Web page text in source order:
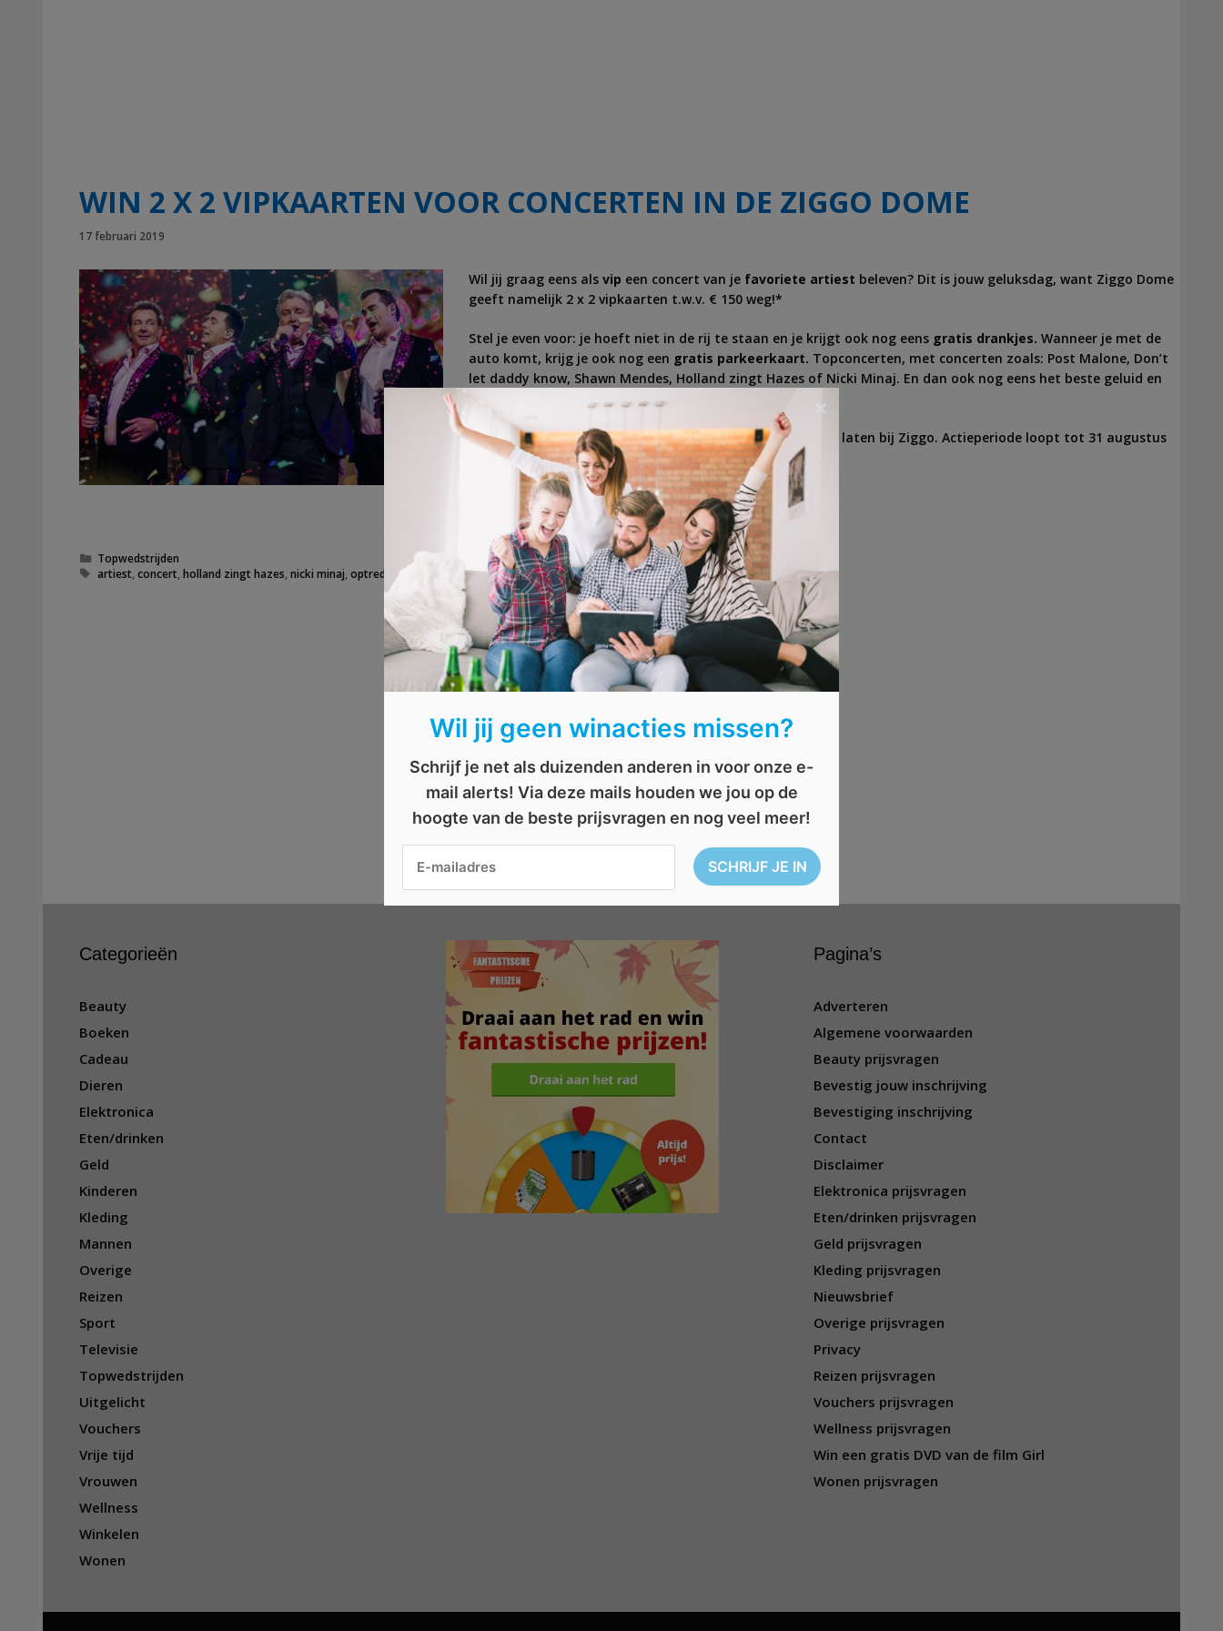
WIN 2 X 2 VIPKAARTEN VOOR CONCERTEN IN DE ZIGGO DOME
17 februari 2019
Wil jij graag eens als vip een concert van je favoriete artiest beleven? Dit is jouw geluksdag, want Ziggo Dome
geeft namelijk 2 x 2 vipkaarten t.w.v. € 150 weg!*
Stel je even voor: je hoeft niet in de rij te staan en je krijgt ook nog eens gratis drankjes. Wanneer je met de
auto komt, krijg je ook nog een gratis parkeerkaart. Topconcerten, met concerten zoals: Post Malone, Don’t
let daddy know, Shawn Mendes, Holland zingt Hazes of Nicki Minaj. En dan ook nog eens het beste geluid en
*Je kunt eenvoudig deelnemen door je gegevens achter te laten bij Ziggo. Actieperiode loopt tot 31 augustus
2019.
Categorieën
Topwedstrijden
Tags
artiest,concert,holland zingt hazes,nicki minaj,optreden, post malone,shawn mendes,vipkaart,ziggo,ziggo dome
Win een verblijf van 2 nachten in Engeland
Win een bekerarrangement voor Feyenoord – Ajax
Categorieën
Beauty
Boeken
Cadeau
Dieren
Elektronica
Eten/drinken
Geld
Kinderen
Kleding
Mannen
Overige
Reizen
Sport
Televisie
Topwedstrijden
Uitgelicht
Vouchers
Vrije tijd
Vrouwen
Wellness
Winkelen
Wonen
Pagina’s
Adverteren
Algemene voorwaarden
Beauty prijsvragen
Bevestig jouw inschrijving
Bevestiging inschrijving
Contact
Disclaimer
Elektronica prijsvragen
Eten/drinken prijsvragen
Geld prijsvragen
Kleding prijsvragen
Nieuwsbrief
Overige prijsvragen
Privacy
Reizen prijsvragen
Vouchers prijsvragen
Wellness prijsvragen
Win een gratis DVD van de film Girl
Wonen prijsvragen
Wil jij geen winacties missen?
Schrijf je net als duizenden anderen in voor onze e-
mail alerts! Via deze mails houden we jou op de
hoogte van de beste prijsvragen en nog veel meer!
×